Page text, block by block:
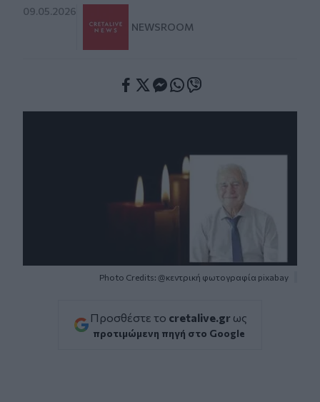
09.05.2026
NEWSROOM
Photo Credits: @κεντρική φωτογραφία pixabay
Προσθέστε το cretalive.gr ως
προτιμώμενη πηγή στο Google